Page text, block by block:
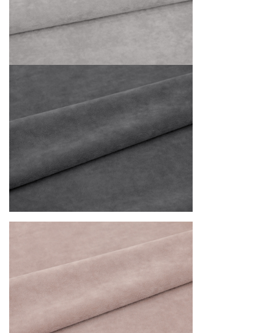
Ценауказана на диваны в обивке во 2 категории (велюр
Opera), возможно изготовление в других вариантах